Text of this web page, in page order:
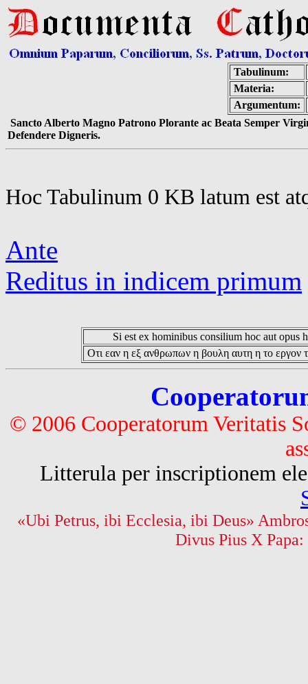
Tabulinum:
Materia:
Argumentum:
Sancto Alberto Magno Patrono Plorante ac Beata Semper
Defendere Digneris.
Hoc Tabulinum 0 KB latum est
Ante
Reditus in indicem primum
Si est ex hominibus consilium hoc aut opus
Οτι εαν η εξ ανθρωπων η βουλη αυτη η το εργον
© 2006 Cooperatorum Veritatis
Litterula per inscriptionem
«Ubi Petrus, ibi Ecclesia, ibi Deus»
Divus Pius X Papa: